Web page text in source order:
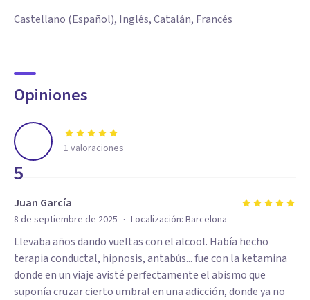
Castellano (Español), Inglés, Catalán, Francés
Opiniones
5
1 valoraciones
Juan García
8 de septiembre de 2025 · Localización: Barcelona
Llevaba años dando vueltas con el alcool. Había hecho
terapia conductal, hipnosis, antabús... fue con la ketamina
donde en un viaje avisté perfectamente el abismo que
suponía cruzar cierto umbral en una adicción, donde ya no